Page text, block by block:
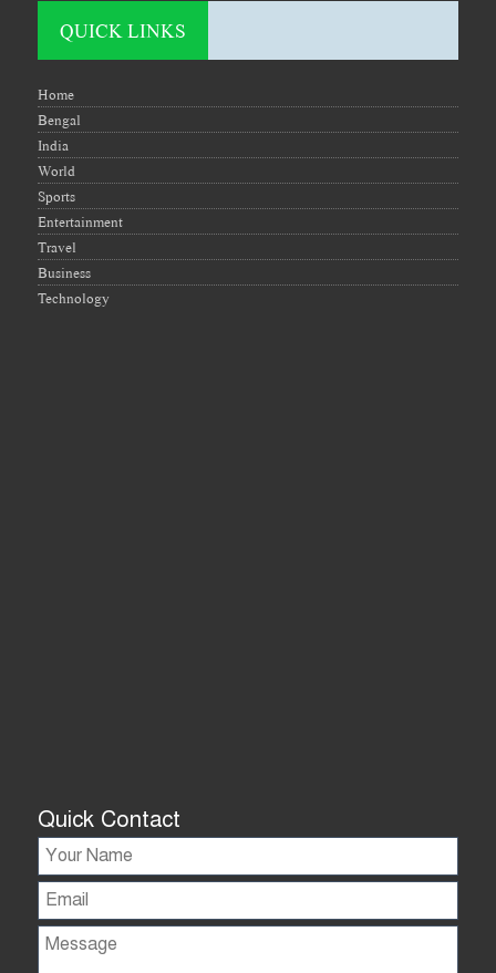
QUICK LINKS
Home
Bengal
India
World
Sports
Entertainment
Travel
Business
Technology
Quick Contact